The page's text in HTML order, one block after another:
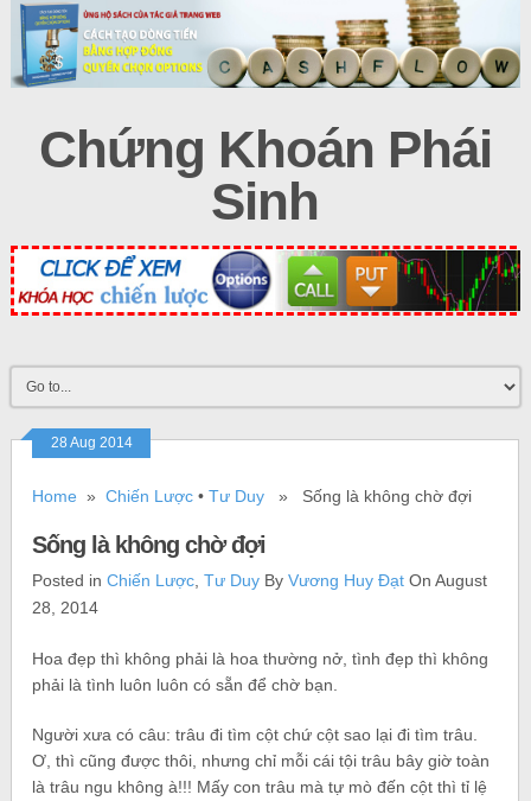
Chứng Khoán Phái
Sinh
28 Aug 2014
Home »Chiến Lược •Tư Duy » Sống là không chờ đợi
Sống là không chờ đợi
Posted inChiến Lược ,Tư Duy ByVương Huy Đạt On August
28, 2014
Hoa đẹp thì không phải là hoa thường nở, tình đẹp thì không
phải là tình luôn luôn có sẵn để chờ bạn.
Người xưa có câu: trâu đi tìm cột chứ cột sao lại đi tìm trâu.
Ơ, thì cũng được thôi, nhưng chỉ mỗi cái tội trâu bây giờ toàn
là trâu ngu không à!!! Mấy con trâu mà tự mò đến cột thì tỉ lệ